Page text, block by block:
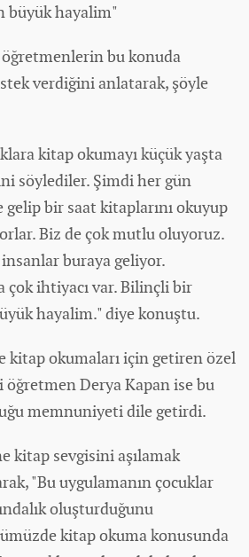
büyük hayalim"
bu konuda
verdiğini anlatarak, şöyle
kitap okumayı küçük yaşta
söylediler. Şimdi her gün
bir saat kitaplarını okuyup
Biz de çok mutlu oluyoruz.
buraya geliyor.
çok ihtiyacı var. Bilinçli bir
hayalim." diye konuştu.
kitap okumaları için getiren özel
Derya Kapan ise bu
memnuniyeti dile getirdi.
kitap sevgisini aşılamak
"Bu uygulamanın çocuklar
oluşturduğunu
kitap okuma konusunda